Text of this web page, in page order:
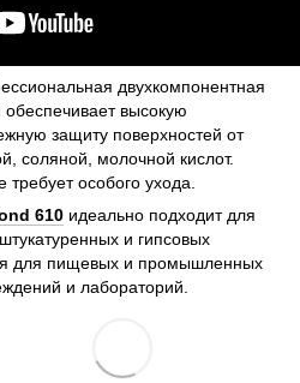
двухкомпонентная
обеспечивает высокую
защиту поверхностей от
соляной, молочной кислот.
требует особого ухода.
610 идеально подходит для
и гипсовых
для пищевых и промышленных
и лабораторий.